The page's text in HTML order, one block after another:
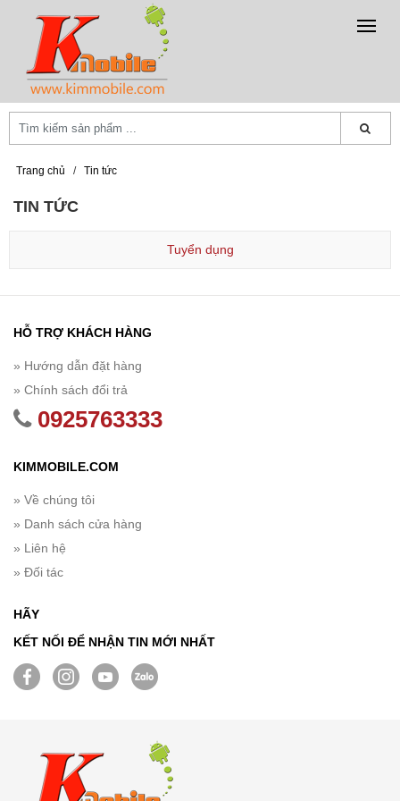
Trang chủ / Tin tức
TIN TỨC
Tuyển dụng
HỖ TRỢ KHÁCH HÀNG
» Hướng dẫn đặt hàng
» Chính sách đổi trả
0925763333
KIMMOBILE.COM
» Về chúng tôi
» Danh sách cửa hàng
» Liên hệ
» Đối tác
HÃY
KẾT NỐI ĐỂ NHẬN TIN MỚI NHẤT